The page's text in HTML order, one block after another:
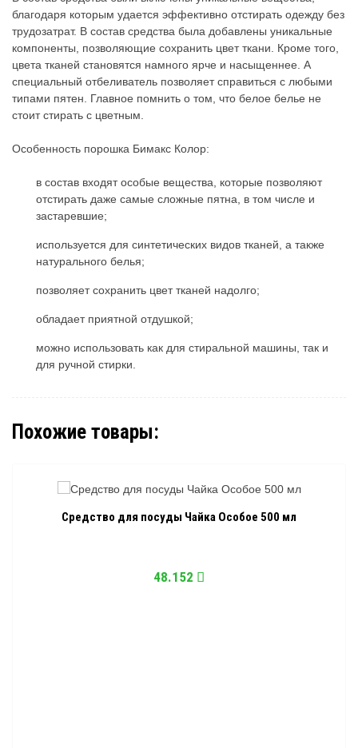
благодаря которым удается эффективно отстирать одежду без
трудозатрат. В состав средства была добавлены уникальные
компоненты, позволяющие сохранить цвет ткани. Кроме того,
цвета тканей становятся намного ярче и насыщеннее. А
специальный отбеливатель позволяет справиться с любыми
типами пятен. Главное помнить о том, что белое белье не
стоит стирать с цветным.
Особенность порошка Бимакс Колор:
в состав входят особые вещества, которые позволяют
отстирать даже самые сложные пятна, в том числе и
застаревшие;
используется для синтетических видов тканей, а также
натурального белья;
позволяет сохранить цвет тканей надолго;
обладает приятной отдушкой;
можно использовать как для стиральной машины, так и
для ручной стирки.
Похожие товары:
Средство для посуды Чайка Особое 500 мл
48.152